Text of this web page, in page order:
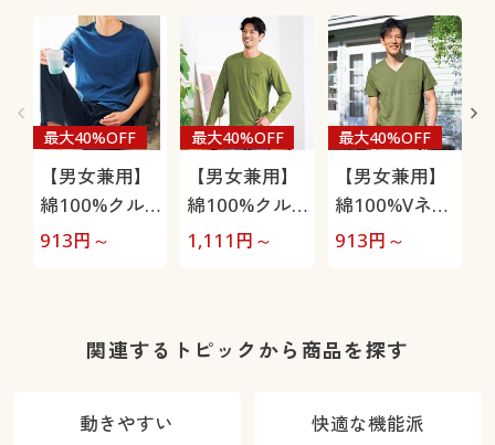
【男女兼用】
綿100%クル
ーネックTシ
最大40%OFF
913円～
【男女兼用】
綿100%クル
ーネックTシ
最大40%OFF
1,111 円～
【男女兼用】
綿100%Vネッ
クTシャツ(半
最大40%OFF
913円～
関連するトピックから商品を探す
動きやすい 快適な機能派